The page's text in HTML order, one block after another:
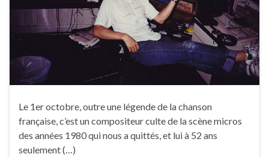
Le 1er octobre, outre une légende de la chanson
française, c’est un compositeur culte de la scène micros
des années 1980 qui nous a quittés, et lui à 52 ans
seulement (…)